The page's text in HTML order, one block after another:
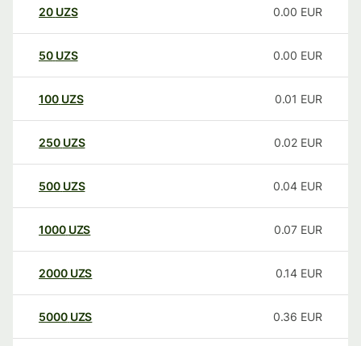
20 UZS 0.00 EUR
50 UZS 0.00 EUR
100 UZS 0.01 EUR
250 UZS 0.02 EUR
500 UZS 0.04 EUR
1000 UZS 0.07 EUR
2000 UZS 0.14 EUR
5000 UZS 0.36 EUR